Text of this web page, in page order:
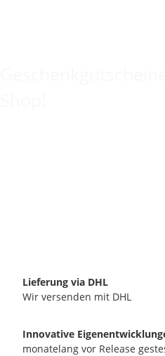
Lieferung via DHL
Wir versenden mit DHL
Innovative
monatelang vor Release